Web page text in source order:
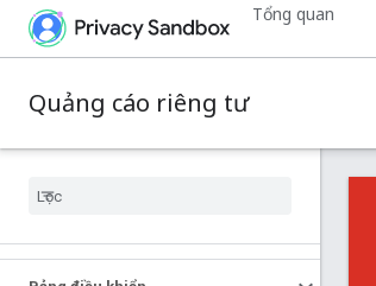
Tổng quan
Quảng cáo riêng tư